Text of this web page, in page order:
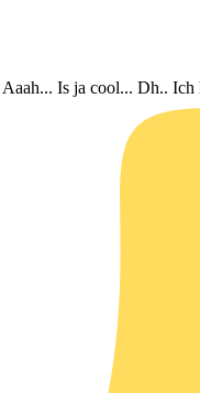
Aaah... Is ja cool... Dh.. Ich